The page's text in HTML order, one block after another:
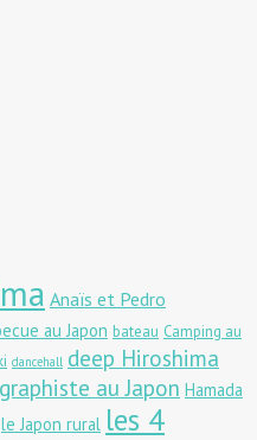
Anaïs et Pedro
au Japon bateau Camping au
dancehall deep Hiroshima
graphiste au Japon Hamada
le Japon rural les 4